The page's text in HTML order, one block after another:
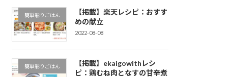
簡単彩りごはん
【掲載】楽天レシピ：おすす
めの献立
2022-08-08
簡単彩りごはん
【掲載】ekaigowithレシ
ピ：鶏むね肉となすの甘辛煮